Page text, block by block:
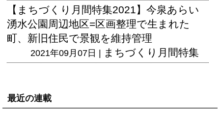
【まちづくり月間特集2021】今泉あらい
湧水公園周辺地区=区画整理で生まれた
町、新旧住民で景観を維持管理
2021年09月07日 | まちづくり月間特集
最近の連載